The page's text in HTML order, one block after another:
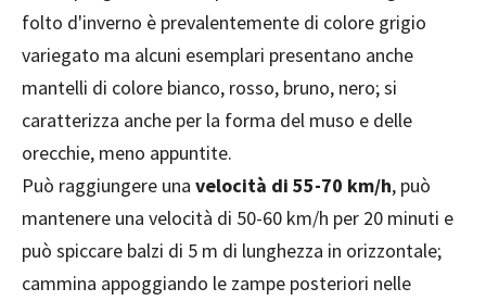
folto d'inverno è prevalentemente di colore grigio
variegato ma alcuni esemplari presentano anche
mantelli di colore bianco, rosso, bruno, nero; si
caratterizza anche per la forma del muso e delle
orecchie, meno appuntite.
Può raggiungere una velocità di 55-70 km/h, può
mantenere una velocità di 50-60 km/h per 20 minuti e
può spiccare balzi di 5 m di lunghezza in orizzontale;
cammina appoggiando le zampe posteriori nelle